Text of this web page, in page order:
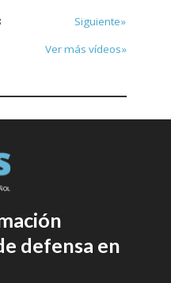
Siguiente»
Ver más vídeos»
defensa en